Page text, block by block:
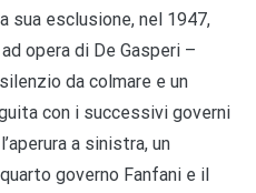
sua esclusione, nel 1947,
opera di De Gasperi –
da colmare e un
con i successivi governi
a sinistra, un
governo Fanfani e il